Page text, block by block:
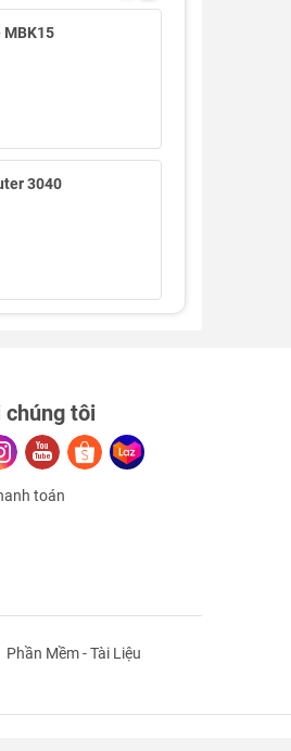
3040
chúng tôi
toán
Phần Mềm - Tài Liệu